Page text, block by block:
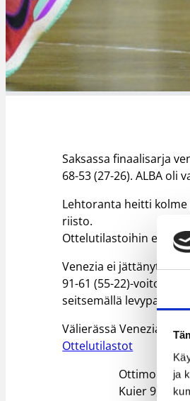
ja
Saksassa finaalisarja
68-53 (27-26). ALBA oli
Lehtoranta heitti
riisto.
Ottelutilastoihin ei ole
Venezia ei jättänyt
91-61 (55-22)-voitolla.
seitsemällä levypallolla,
Välierässä Venezia saa
Ottelutilastot
Ottimo
Kuier 9,